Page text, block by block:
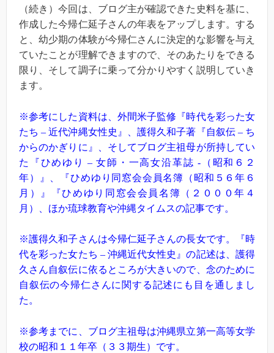
（続き）今回は、ブログ主が確認できた史料を基に、
作成した今帰仁延子さんの年表をアップします。する
と、幼少期の体験が今帰仁さんに決定的な影響を与え
ていたことが理解できますので、そのあたりをできる
限り、そして調子に乗って分かりやすく説明していき
ます。
※参考にした資料は、外間米子監修『時代を彩った女
たち – 近代沖縄女性史』、護得久和子著『自叙伝 – ち
からのかぎりに』、そしてブログ主祖母が所持してい
た『ひめゆり – 女師・一高女沿革誌 -（昭和６２
年）』、『ひめゆり同窓会会員名簿（昭和５６年６
月）』『ひめゆり同窓会会員名簿（２０００年４
月）、ほか琉球教育や沖縄タイムスの記事です。
※護得久和子さんは今帰仁延子さんの長女です。『時
代を彩った女たち – 沖縄近代女性史』の記述は、護得
久さん自叙伝に依るところが大きいので、念のために
自叙伝の今帰仁さんに関する記述にも目を通しまし
た。
※参考までに、ブログ主祖母は沖縄県立第一高等女学
校の昭和１１年卒（３３期生）です。